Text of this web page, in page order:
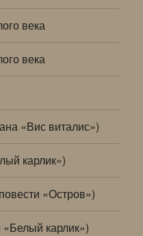
века
века
«Вис виталис»)
карлик»)
«Остров»)
карлик»)